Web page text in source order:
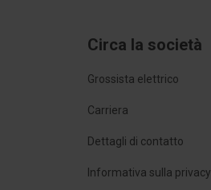
Circa la società
Grossista elettrico
Carriera
Dettagli di contatto
Informativa sulla privacy